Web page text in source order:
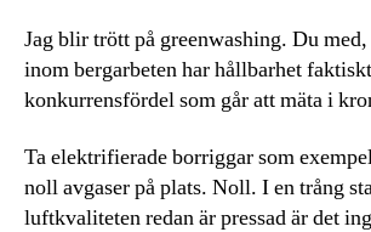
Jag blir trött på greenwashing. Du
inom bergarbeten har hållbarhet
konkurrensfördel som går att mäta i
Ta elektrifierade borriggar som
noll avgaser på plats. Noll. I en trång
luftkvaliteten redan är pressad är det